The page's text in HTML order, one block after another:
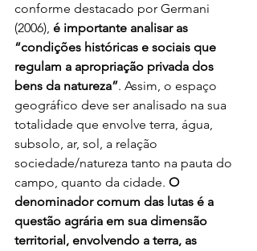
conforme destacado por Germani
(2006), é importante analisar as
“condições históricas e sociais que
regulam a apropriação privada dos
bens da natureza”. Assim, o espaço
geográfico deve ser analisado na sua
totalidade que envolve terra, água,
subsolo, ar, sol, a relação
sociedade/natureza tanto na pauta do
campo, quanto da cidade. O
denominador comum das lutas é a
questão agrária em sua dimensão
territorial, envolvendo a terra, as